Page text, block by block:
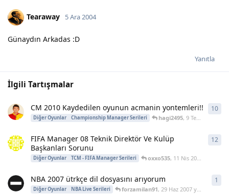
Tearaway 5 Ara 2004
Günaydın Arkadas :D
Yanıtla
İlgili Tartışmalar
CM 2010 Kaydedilen oyunun acmanin yontemleri!!
Diğer Oyunlar Championship Manager Serileri hagi2495, 9 Tem 2010
10
FIFA Manager 08 Teknik Direktör Ve Kulüp
Başkanları Sorunu
Diğer Oyunlar TCM - FIFA Manager Serileri oxxo535, 11 Nis 2008
12
NBA 2007 ütrkçe dil dosyasını arıyorum
Diğer Oyunlar NBA Live Serileri forzamilan91, 29 Haz 2007yanıtladı
1